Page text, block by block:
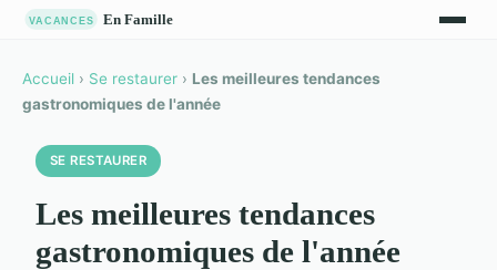
Accueil › Se restaurer › Les meilleures tendances
gastronomiques de l'année
SE RESTAURER
Les meilleures tendances
gastronomiques de l'année